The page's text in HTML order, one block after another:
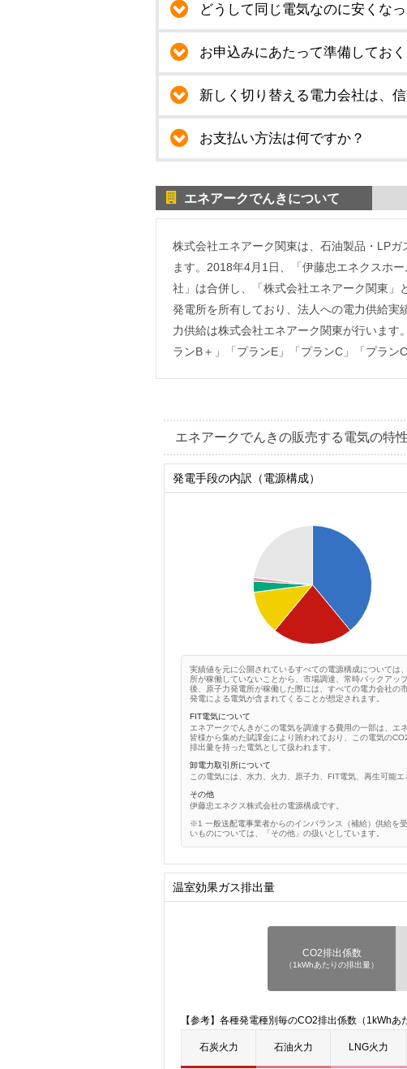
どうして同じ電気なのに安くな
お申込みにあたって準備してお
新しく切り替える電力会社は、
お支払い方法は何ですか？
エネアークでんきについて
株式会社エネアーク関東は、石油製品・LP
ます。2018年4月1日、「伊藤忠エネクスホ
社」は合併し、「株式会社エネアーク関東
発電所を所有しており、法人への電力供給
力供給は株式会社エネアーク関東が行いま
ランB＋」「プランE」「プランC」「プラン
エネアークでんきの販売する電気の特
発電手段の内訳（電源構成）
0
実績値を元に公開されているすべての電源構成については
所が稼働していないことから、市場調達、常時バックア
後、原子力発電所が稼働した際には、すべての電力会社の
発電による電気が含まれてくることが想定されます。
FIT電気について
エネアークでんきがこの電気を調達する費用の一部は、エ
皆様から集めた賦課金により賄われており、この電気の
排出量を持った電気として扱われます。
卸電力取引所について
この電気には、水力、火力、原子力、FIT電気、再生可能エ
その他
伊藤忠エネクス株式会社の電源構成です。
一般送配電事業者からのインバランス（補給）供給を
いものについては、「その他」の扱いとしています。
温室効果ガス排出量
CO2排出係数
（1kWhあたりの排出量）
【参考】各種発電種別毎のCO2排出係数（1kWhあ
石炭火力 石油火力 LNG火力